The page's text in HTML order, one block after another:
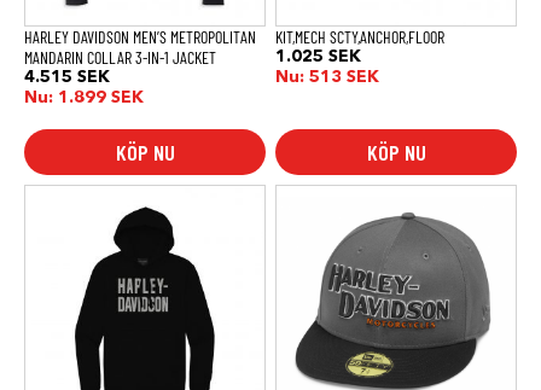
HARLEY DAVIDSON MEN’S METROPOLITAN
MANDARIN COLLAR 3-IN-1 JACKET
4.515 SEK
Nu: 1.899 SEK
KÖP NU
produktsidan
KIT,MECH SCTY,ANCHOR,FLOOR
1.025 SEK
Nu: 513 SEK
KÖP NU
produkten
varianter.
alternativen